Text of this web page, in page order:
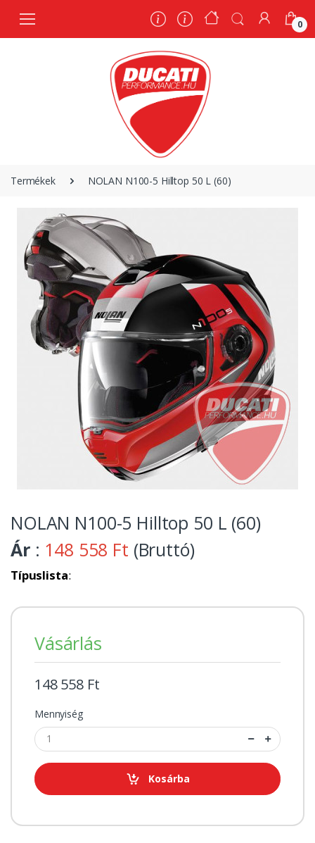
0
Termékek NOLAN N100-5 Hilltop 50 L (60)
NOLAN N100-5 Hilltop 50 L (60)
Ár : 148 558 Ft (Bruttó)
Típuslista:
Vásárlás
148 558 Ft
Mennyiség
Kosárba
0